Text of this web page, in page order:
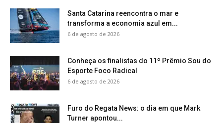
Santa Catarina reencontra o mar e
transforma a economia azul em...
6 de agosto de 2026
Conheça os finalistas do 11º Prêmio Sou do
Esporte Foco Radical
6 de agosto de 2026
Furo do Regata News: o dia em que Mark
Turner apontou...